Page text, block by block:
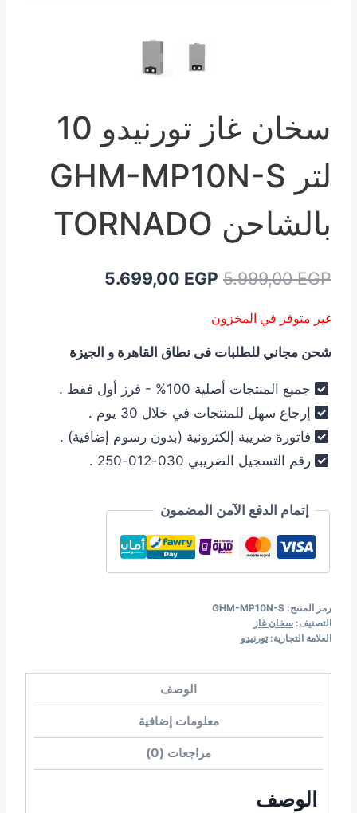
سخان غاز تورنيدو 10
لتر GHM-MP10N-S
بالشاحن TORNADO
5.999,00EGP
السعر
هو:
5.999,00 EGP.
5.699,00 EGP
5.699,00 EGP.
غير متوفر في المخزون
شحن مجاني للطلبات فى نطاق القاهرة و الجيزة
جميع المنتجات أصلية 100% - فرز أول فقط .
إرجاع سهل للمنتجات في خلال 30 يوم .
فاتورة ضريبة إلكترونية (بدون رسوم إضافية) .
رقم التسجيل الضريبي 030-012-250 .
إتمام الدفع الآمن المضمون
رمز المنتج: GHM-MP10N-S
التصنيف: سخان غاز
العلامة التجارية:تورنيدو
الوصف
معلومات إضافية
مراجعات (0)
الوصف